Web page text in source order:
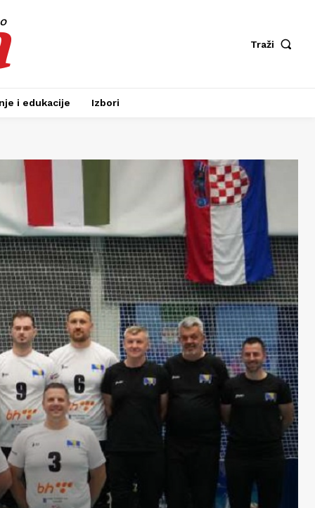
Traži
i edukacije Izbori